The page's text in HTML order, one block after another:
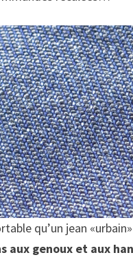
qu’un jean «urbain»
aux genoux et aux